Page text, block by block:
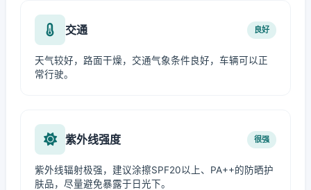
交通 良好
天气较好，路面干燥，交通气象条件良好，车辆可以正
常行驶。
紫外线强度 很强
紫外线辐射极强，建议涂擦SPF20以上、PA++的防晒护
肤品，尽量避免暴露于日光下。